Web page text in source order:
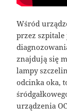
Wśród
przez
znajdują się
lampy
odcinka oka,
urządzenia